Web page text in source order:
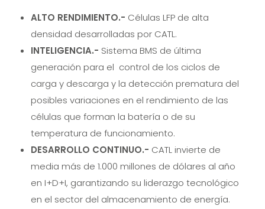
ALTO RENDIMIENTO.- Células LFP de alta
densidad desarrolladas por CATL.
INTELIGENCIA.- Sistema BMS de última
generación para el control de los ciclos de
carga y descarga y la detección prematura del
posibles variaciones en el rendimiento de las
células que forman la batería o de su
temperatura de funcionamiento.
DESARROLLO CONTINUO.- CATL invierte de
media más de 1.000 millones de dólares al año
en I+D+I, garantizando su liderazgo tecnológico
en el sector del almacenamiento de energía.